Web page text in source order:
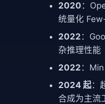
2020 ：
统量化
2022 ：
杂推理性能
2022 ：
2024 起：
合成为主流